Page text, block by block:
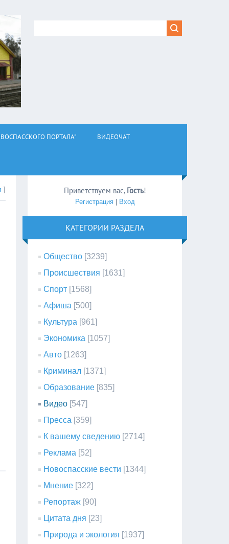
ПОРТАЛА" ВИДЕОЧАТ
] Приветствуем вас, Гость!
Регистрация| Вход
КАТЕГОРИИ РАЗДЕЛА
Общество [3239]
Происшествия [1631]
Спорт [1568]
Афиша [500]
Культура [961]
Экономика [1057]
Авто [1263]
Криминал [1371]
Образование [835]
Видео [547]
Пресса [359]
К вашему сведению [2714]
Реклама [52]
Новоспасские вести [1344]
Мнение [322]
Репортаж [90]
Цитата дня [23]
Природа и экология [1937]